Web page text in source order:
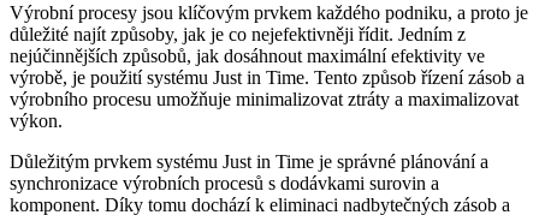
Výrobní procesy jsou klíčovým prvkem každého podniku, a proto je
důležité najít způsoby, jak je co nejefektivněji řídit. Jedním z
nejúčinnějších způsobů, jak dosáhnout maximální efektivity ve
výrobě, je použití systému Just in Time. Tento způsob řízení zásob a
výrobního procesu umožňuje minimalizovat ztráty a maximalizovat
výkon.
Důležitým prvkem systému Just in Time je správné plánování a
synchronizace výrobních procesů s dodávkami surovin a
komponent. Díky tomu dochází k eliminaci nadbytečných zásob a